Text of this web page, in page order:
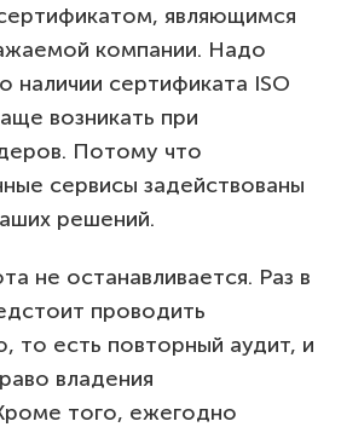
являющимся
компании. Надо
наличии сертификата ISO
возникать при
Потому что
сервисы задействованы
решений.
не останавливается. Раз в
проводить
то есть повторный аудит, и
владения
того, ежегодно